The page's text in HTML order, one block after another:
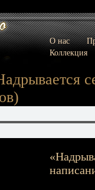
О нас
Коллекция